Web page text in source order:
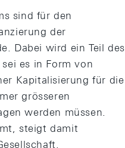
sind für den
der
Dabei wird ein Teil des
es in Form von
Kapitalisierung für die
grösseren
werden müssen.
steigt damit